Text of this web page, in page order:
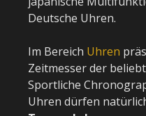
Deutsche Uhren.
Im Bereich Uhren
Zeitmesser der
Sportliche
Uhren dürfen